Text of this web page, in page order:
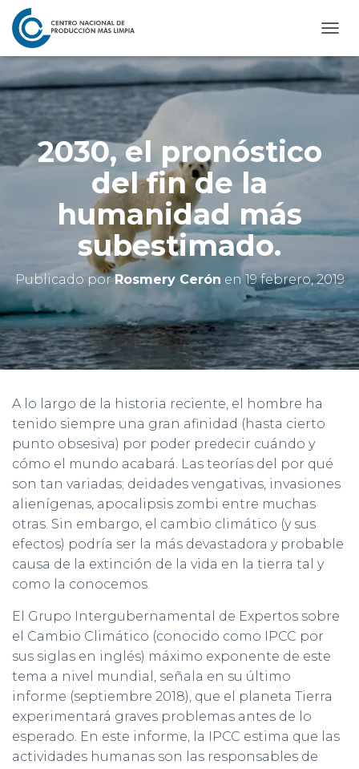
A
M
B
N
E
G
A
C
I
Ó
2030, el pronóstico
del fin de la
humanidad más
subestimado.
Publicado porRosmery Cerón en19 febrero, 2019
A lo largo de la historia reciente, el hombre ha
tenido siempre una gran afinidad (hasta cierto
punto obsesiva) por poder predecir cuándo y
cómo el mundo acabará. Las teorías del por qué
son tan variadas; deidades vengativas, invasiones
alienígenas, apocalipsis zombi entre muchas
otras. Sin embargo, el cambio climático (y sus
efectos) podría ser la más devastadora y probable
causa de la extinción de la vida en la tierra tal y
como la conocemos.
El Grupo Intergubernamental de Expertos sobre
el Cambio Climático (conocido como IPCC por
sus siglas en inglés) máximo exponente de este
tema a nivel mundial, señala en su último
informe (septiembre 2018), que el planeta Tierra
experimentará graves problemas antes de lo
esperado. En este informe, la IPCC estima que las
actividades humanas son las responsables de